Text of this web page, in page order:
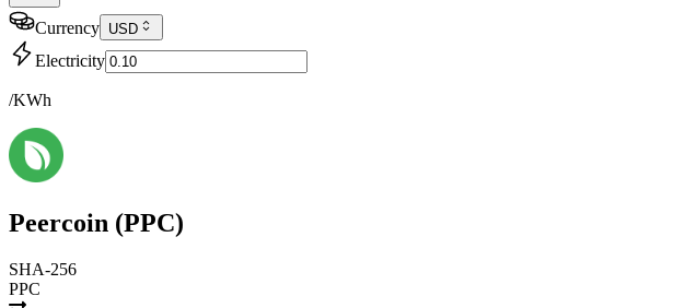
Currency USD
Electricity
/KWh
Peercoin (PPC)
SHA-256
PPC